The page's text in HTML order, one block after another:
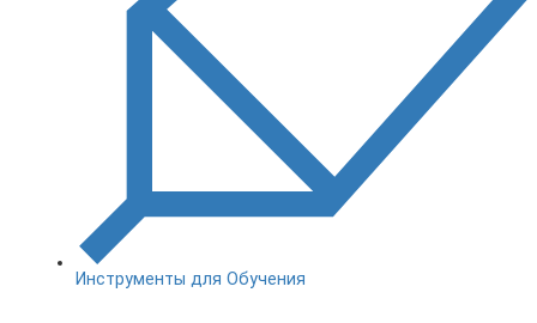
Инструменты для Обучения